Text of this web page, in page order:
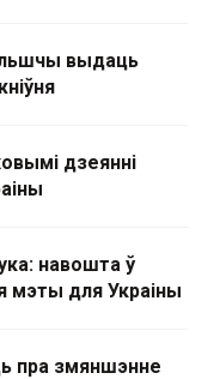
выдаць
дзеянні
навошта ў
мэты для Украіны
пра змяншэнне